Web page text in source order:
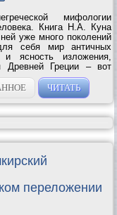
мифологии
Книга Н.А. Куна
уже много поколений
себя мир античных
ясность изложения,
Древней Греции – вот
ЧИТАТЬ
переложении